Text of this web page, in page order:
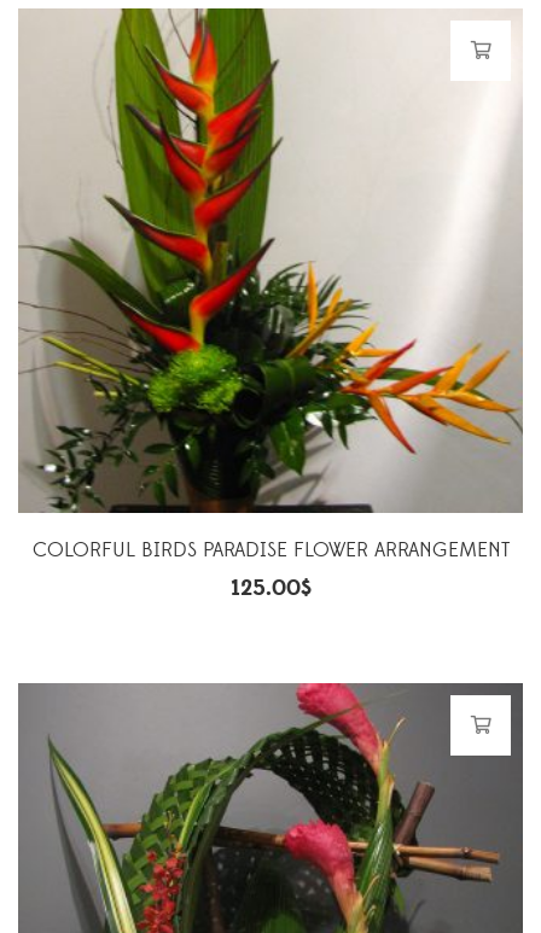
COLORFUL BIRDS PARADISE FLOWER ARRANGEMENT
125.00$